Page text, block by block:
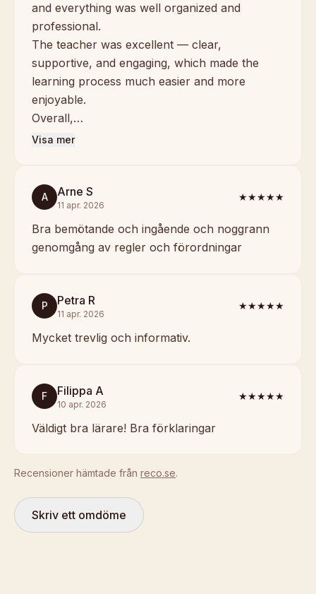
and everything was well organized and
professional.
The teacher was excellent — clear,
supportive, and engaging, which made the
learning process much easier and more
enjoyable.
Overall,…
Visa mer
A Arne S
11 apr. 2026
★★★★★
Bra bemötande och ingående och noggrann
genomgång av regler och förordningar
P Petra R
11 apr. 2026
★★★★★
Mycket trevlig och informativ.
F Filippa A
10 apr. 2026
★★★★★
Väldigt bra lärare! Bra förklaringar
Recensioner hämtade från reco.se.
Skriv ett omdöme